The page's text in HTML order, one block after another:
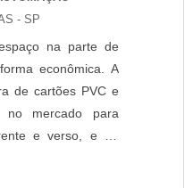
- SP
na parte de
econômica. A
de cartões PVC e
no mercado para
e verso, e de
ambientes com
P120i permite